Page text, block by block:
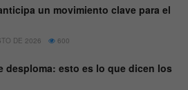
un movimiento clave para el
DE 2026 600
desploma: esto es lo que dicen los